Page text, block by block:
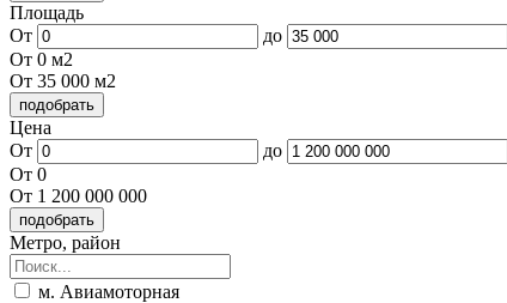
Площадь
От
до
От 0 м2
От 35 000 м2
Цена
От
до
От 0
От 1 200 000 000
Метро, район
м. Авиамоторная